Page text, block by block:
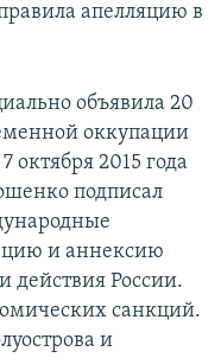
апелляцию в
объявила 20
оккупации
октября 2015 года
подписал
и аннексию
России.
санкций.
и